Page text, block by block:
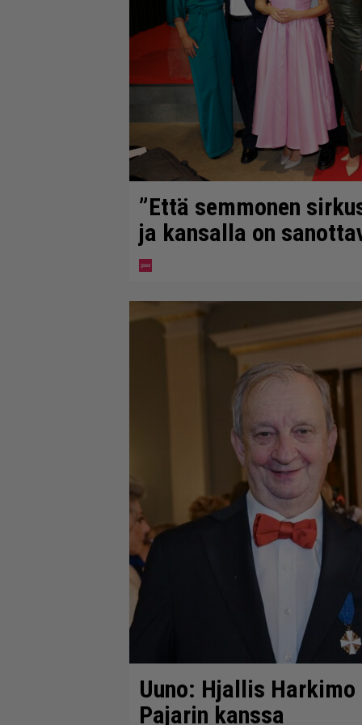
”Että semmonen
ja kansalla on
Uuno: Hjallis
Pajarin kanssa